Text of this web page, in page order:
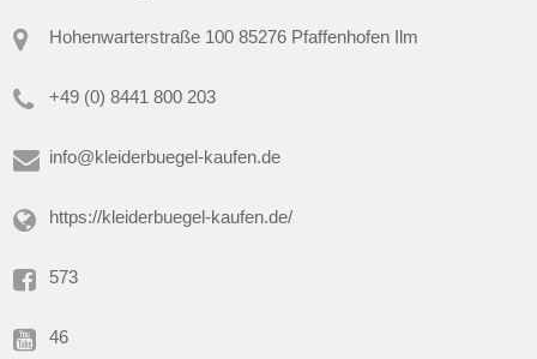
Hohenwarterstraße 100 85276 Pfaffenhofen Ilm
+49 (0) 8441 800 203
info@kleiderbuegel-kaufen.de
https://kleiderbuegel-kaufen.de/
573
46